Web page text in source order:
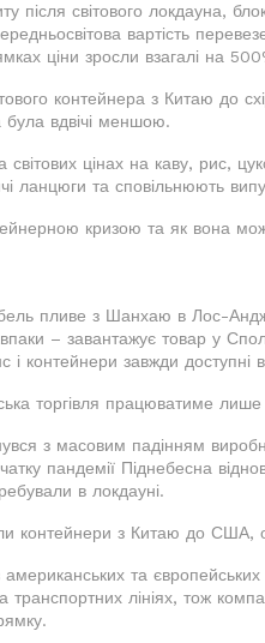
після світового локдауна,
вартість
ціни зросли взагалі на
контейнера з Китаю до
вдвічі меншою.
цінах на каву, рис,
ланцюги та сповільнюють
кризою та як вона
пливе з Шанхаю в Лос-
– завантажує товар у
і контейнери завжди доступні в
торгівля працюватиме
з масовим падінням
пандемії Піднебесна
в локдауні.
контейнери з Китаю до США,
американських та
транспортних лініях, тож